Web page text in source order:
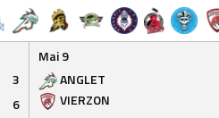
3
6
Mai 9
ANGLET
VIERZON